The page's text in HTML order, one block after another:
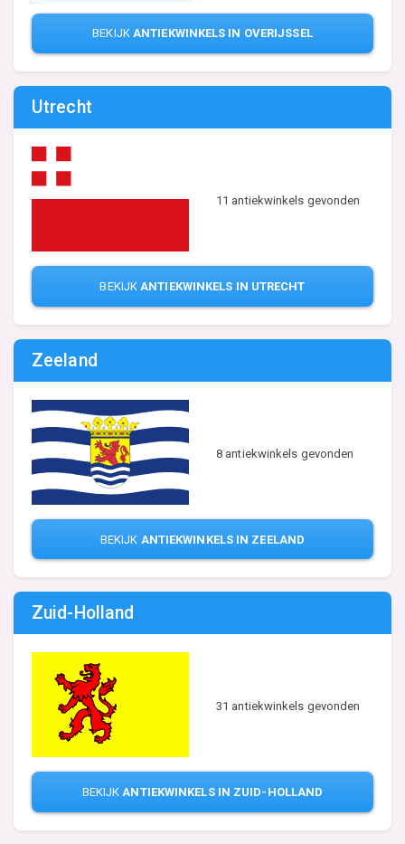
BEKIJK ANTIEKWINKELS IN OVERIJSSEL
Utrecht
11 antiekwinkels gevonden
BEKIJKANTIEKWINKELS IN UTRECHT
Zeeland
8 antiekwinkels gevonden
BEKIJK ANTIEKWINKELS IN ZEELAND
Zuid-Holland
31 antiekwinkels gevonden
BEKIJKANTIEKWINKELS IN ZUID-HOLLAND